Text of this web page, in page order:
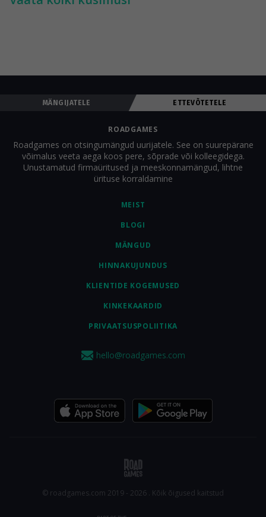
arendusprotsessi.
MÄNGIJATELE ETTEVÕTETELE
MEIST
BLOGI
MÄNGUD
HINNAKUJUNDUS
KLIENTIDE KOGEMUSED
KINKEKAARDID
PRIVAATSUSPOLIITIKA
ROADGAMES
Roadgames on otsingumängud uurijatele. See on suurepärane
võimalus veeta aega koos pere, sõprade või kolleegidega.
Unustamatud firmaüritused ja meeskonnamängud, lihtne
ürituse korraldamine
hello@roadgames.com
© roadgames.com 2019 - 2026 . Kõik õigused kaitstud